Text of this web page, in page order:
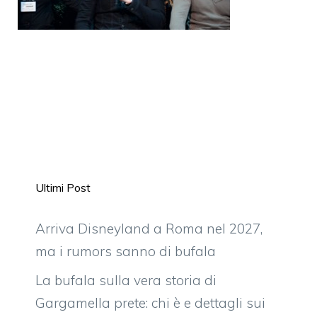
Ultimi Post
Arriva Disneyland a Roma nel 2027,
ma i rumors sanno di bufala
La bufala sulla vera storia di
Gargamella prete: chi è e dettagli sui